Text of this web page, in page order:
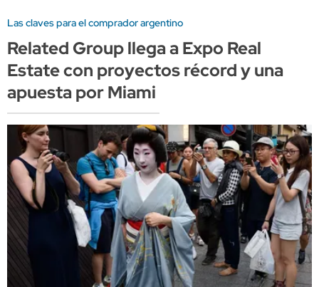
Las claves para el comprador argentino
Related Group llega a Expo Real
Estate con proyectos récord y una
apuesta por Miami